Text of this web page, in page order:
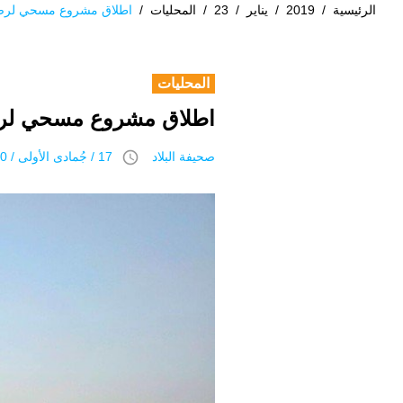
الرئيسية /
2019
/ يناير /
23
/ المحليات / اطلاق مشروع مسحي
المحليات
اطلاق مشروع مسحي
صحيفة البلاد access_time 17 / جُمادى اﻷولى / 1440 هـ 23 يناير 2019